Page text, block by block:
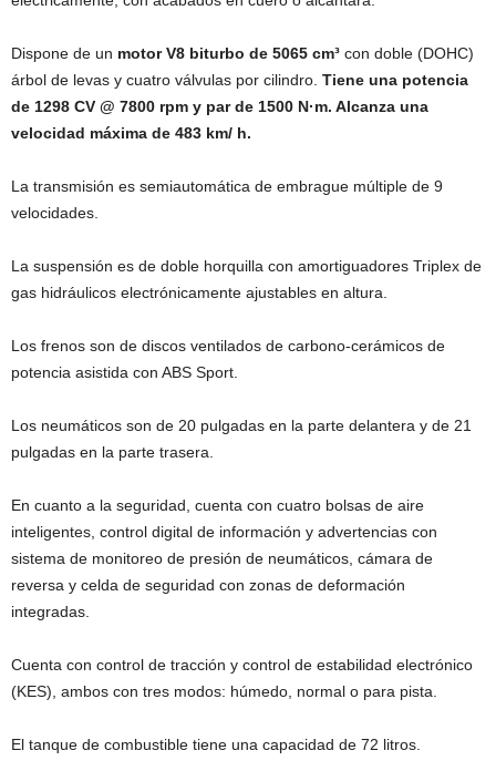
Dispone de un motor V8 biturbo de 5065 cm³ con doble (DOHC)
árbol de levas y cuatro válvulas por cilindro. Tiene una potencia
de 1298 CV @ 7800 rpm y par de 1500 N·m. Alcanza una
velocidad máxima de 483 km/ h.
La transmisión es semiautomática de embrague múltiple de 9
velocidades.
La suspensión es de doble horquilla con amortiguadores Triplex de
gas hidráulicos electrónicamente ajustables en altura.
Los frenos son de discos ventilados de carbono-cerámicos de
potencia asistida con ABS Sport.
Los neumáticos son de 20 pulgadas en la parte delantera y de 21
pulgadas en la parte trasera.
En cuanto a la seguridad, cuenta con cuatro bolsas de aire
inteligentes, control digital de información y advertencias con
sistema de monitoreo de presión de neumáticos, cámara de
reversa y celda de seguridad con zonas de deformación
integradas.
Cuenta con control de tracción y control de estabilidad electrónico
(KES), ambos con tres modos: húmedo, normal o para pista.
El tanque de combustible tiene una capacidad de 72 litros.